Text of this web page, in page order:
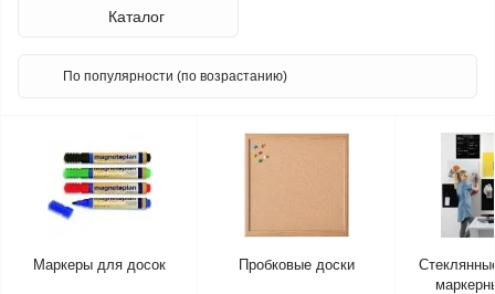
Каталог
Маркеры для досок Пробковые доски